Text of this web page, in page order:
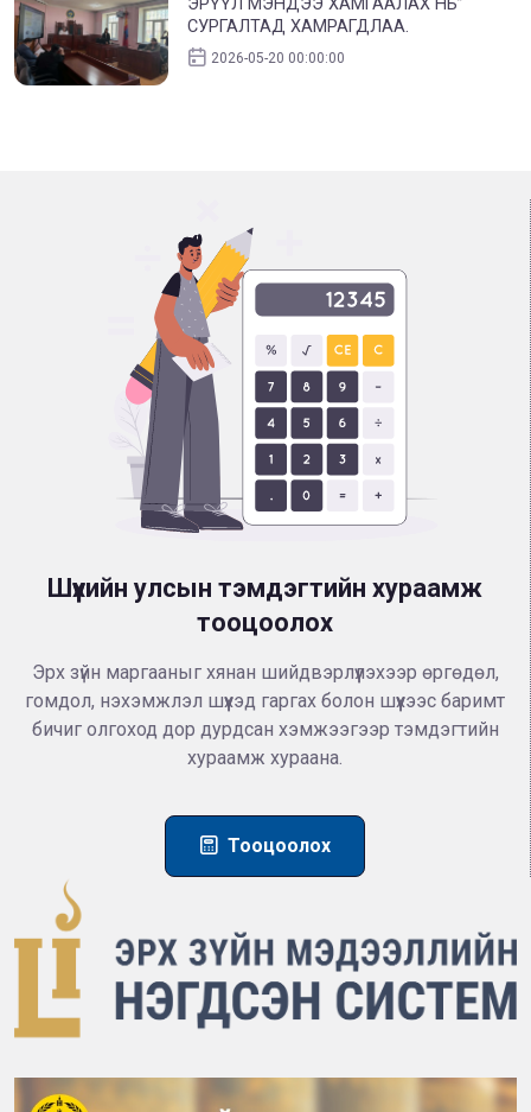
СУРГАЛТАД ХАМРАГДЛАА.
2026-05-20 00:00:00
Шүүхийн улсын тэмдэгтийн хураамж
тооцоолох
Эрх зүйн маргааныг хянан шийдвэрлүүлэхээр өргөдөл,
гомдол, нэхэмжлэл шүүхэд гаргах болон шүүхээс баримт
бичиг олгоход дор дурдсан хэмжээгээр тэмдэгтийн
хураамж хураана.
Тооцоолох